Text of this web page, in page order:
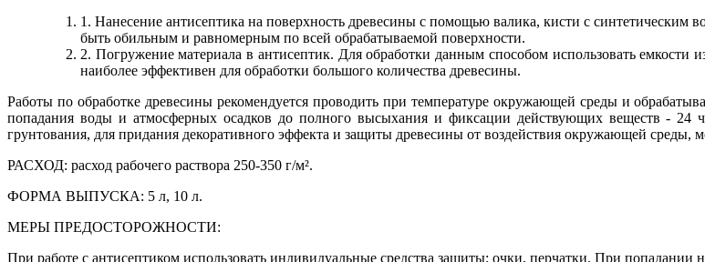
1. Нанесение антисептика на поверхность древесины с помощью валика, кисти с
быть обильным и равномерным по всей обрабатываемой поверхности.
2. Погружение материала в антисептик. Для обработки данным способом использовать
наиболее эффективен для обработки большого количества древесины.
Работы по обработке древесины рекомендуется проводить при температуре окружающей среды и
попадания воды и атмосферных осадков до полного высыхания и фиксации действующих веществ - 24
грунтования, для придания декоративного эффекта и защиты древесины от воздействия окружающей
РАСХОД: расход рабочего раствора 250-350 г/м².
ФОРМА ВЫПУСКА: 5 л, 10 л.
МЕРЫ ПРЕДОСТОРОЖНОСТИ:
При работе с антисептиком использовать индивидуальные средства защиты: очки, перчатки. При